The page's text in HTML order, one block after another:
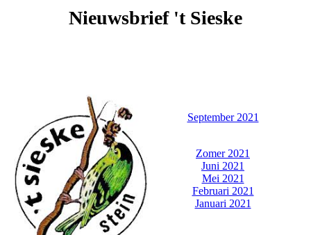
Nieuwsbrief 't Sieske
September 2021
Zomer 2021
Juni 2021
Mei 2021
Februari 2021
Januari 2021